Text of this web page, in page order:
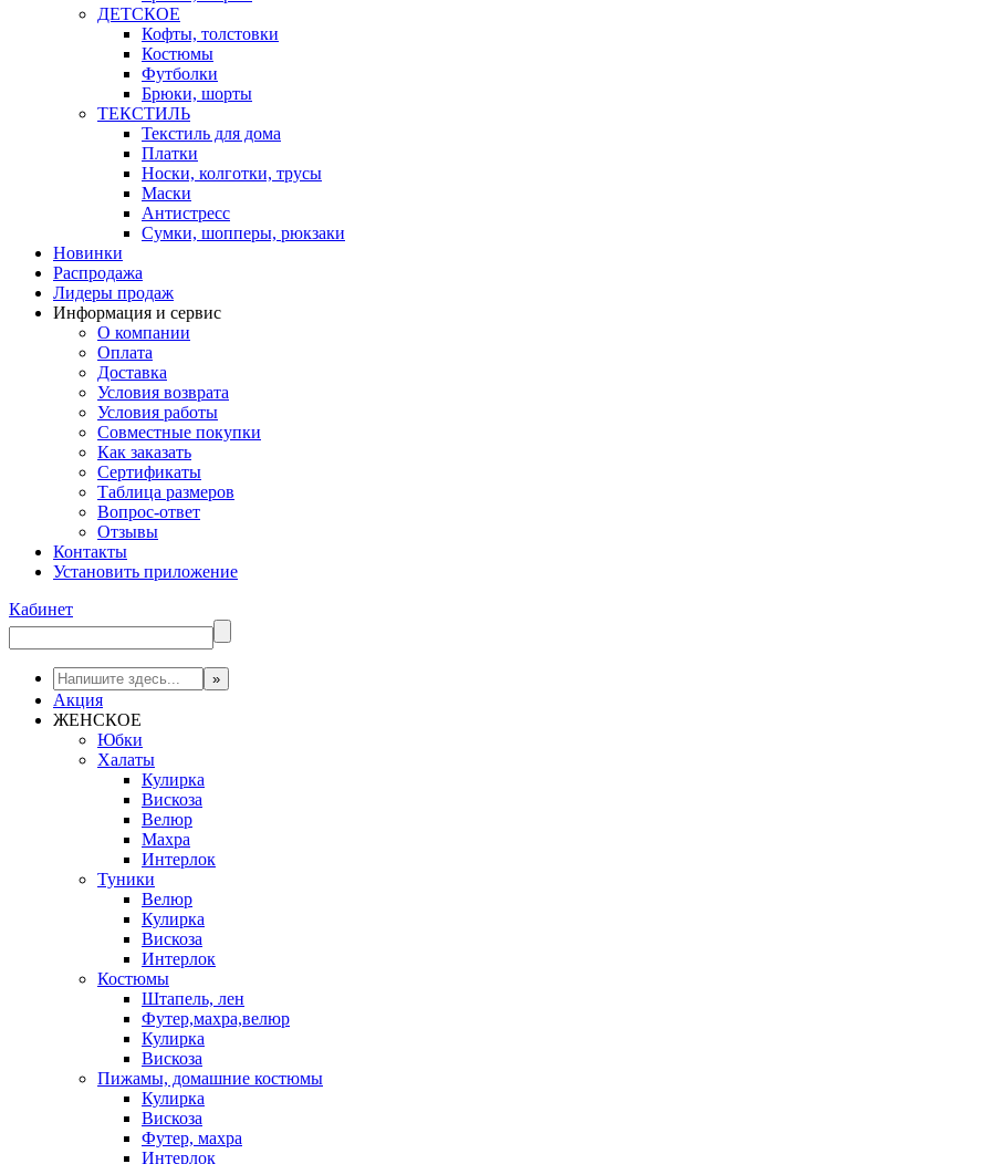
ДЕТСКОЕ
Кофты, толстовки
Костюмы
Футболки
Брюки, шорты
ТЕКСТИЛЬ
Текстиль для дома
Платки
Носки, колготки, трусы
Маски
Антистресс
Сумки, шопперы, рюкзаки
Новинки
Распродажа
Лидеры продаж
Информация и сервис
О компании
Оплата
Доставка
Условия возврата
Условия работы
Совместные покупки
Как заказать
Сертификаты
Таблица размеров
Вопрос-ответ
Отзывы
Контакты
Установить приложение
Кабинет
Акция
ЖЕНСКОЕ
Юбки
Халаты
Кулирка
Вискоза
Велюр
Махра
Интерлок
Туники
Велюр
Кулирка
Вискоза
Интерлок
Костюмы
Штапель, лен
Футер,махра,велюр
Кулирка
Вискоза
Пижамы, домашние костюмы
Кулирка
Вискоза
Футер, махра
Интерлок